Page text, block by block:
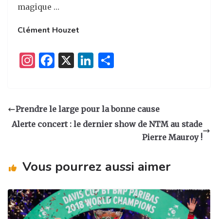
magique …
Clément Houzet
I
a
g
F
e
b
k
X
Li
e
dI
g
er
Prendre le large pour la bonne cause
Alerte concert : le dernier show de NTM au stade
Pierre Mauroy !
Vous pourrez aussi aimer